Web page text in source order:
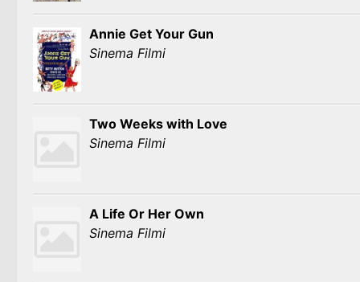
Annie Get Your Gun
Sinema Filmi
Two Weeks with Love
Sinema Filmi
A Life Or Her Own
Sinema Filmi